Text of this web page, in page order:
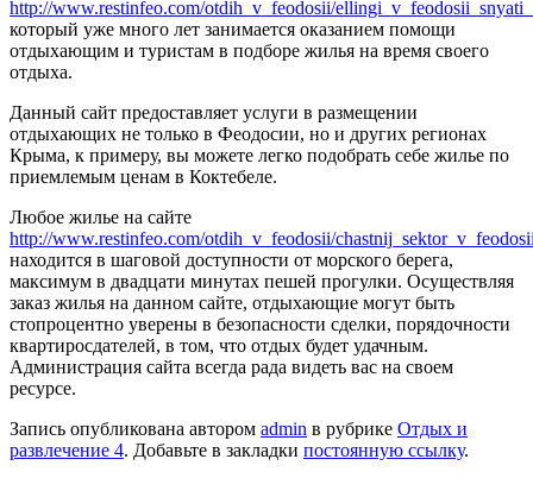
http://www.restinfeo.com/otdih_v_feodosii/
который уже много лет занимается оказанием помощи
отдыхающим и туристам в подборе жилья на время своего
отдыха.
Данный сайт предоставляет услуги в размещении
отдыхающих не только в Феодосии, но и других регионах
Крыма, к примеру, вы можете легко подобрать себе жилье по
приемлемым ценам в Коктебеле.
Любое жилье на сайте
http://www.restinfeo.com/otdih_v_feodosii/
находится в шаговой доступности от морского берега,
максимум в двадцати минутах пешей прогулки. Осуществляя
заказ жилья на данном сайте, отдыхающие могут быть
стопроцентно уверены в безопасности сделки, порядочности
квартиросдателей, в том, что отдых будет удачным.
Администрация сайта всегда рада видеть вас на своем
ресурсе.
Запись опубликована автором admin в рубрике Отдых и
развлечение 4. Добавьте в закладки постоянную ссылку.